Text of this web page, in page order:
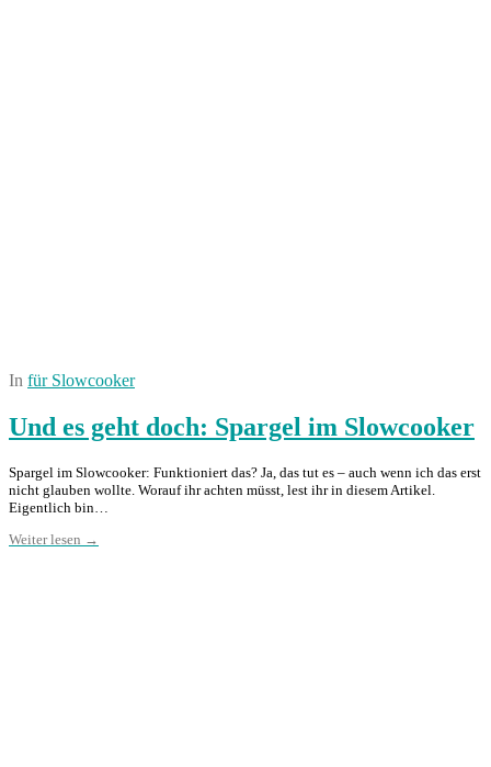
In für Slowcooker
Und es geht doch: Spargel im Slowcooker
Spargel im Slowcooker: Funktioniert das? Ja, das tut es – auch wenn ich das erst
nicht glauben wollte. Worauf ihr achten müsst, lest ihr in diesem Artikel.
Eigentlich bin…
Weiter lesen →